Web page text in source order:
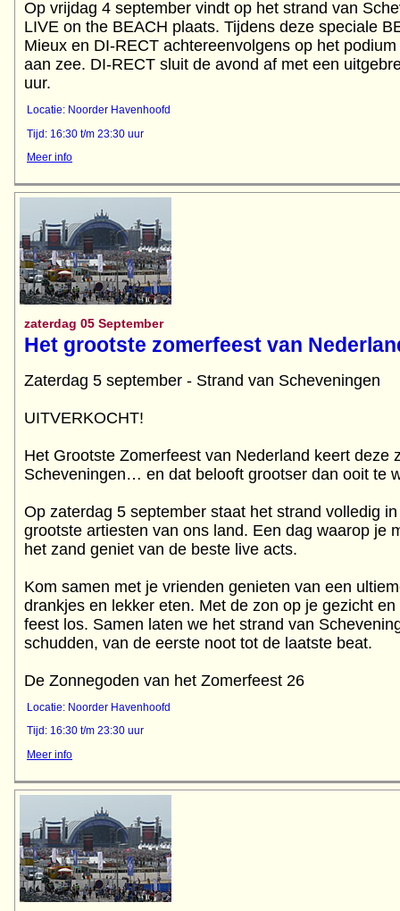
Op vrijdag 4 september vindt op het strand van
LIVE on the BEACH plaats. Tijdens deze speciale
Mieux en DI-RECT achtereenvolgens op het
aan zee. DI-RECT sluit de avond af met een
uur.
Locatie: Noorder Havenhoofd
Tijd: 16:30 t/m 23:30 uur
Meer info
zaterdag 05 September
Het grootste zomerfeest van
Zaterdag 5 september - Strand van Scheveningen
UITVERKOCHT!
Het Grootste Zomerfeest van Nederland keert deze
Scheveningen… en dat belooft grootser dan ooit te
Op zaterdag 5 september staat het strand volledig
grootste artiesten van ons land. Een dag waarop je
het zand geniet van de beste live acts.
Kom samen met je vrienden genieten van een
drankjes en lekker eten. Met de zon op je gezicht
feest los. Samen laten we het strand van
schudden, van de eerste noot tot de laatste beat.
De Zonnegoden van het Zomerfeest 26
Locatie: Noorder Havenhoofd
Tijd: 16:30 t/m 23:30 uur
Meer info